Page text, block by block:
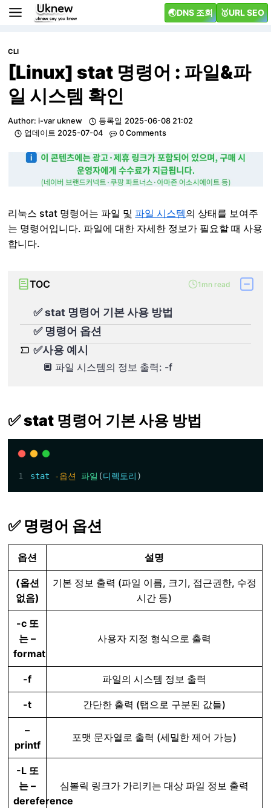
Skip
🌏DNS 조회 🥇URL SEO
CLI
[Linux] stat 명령어 : 파일&파
일 시스템 확인
Author: i-var uknew 등록일 2025-06-08 21:02
업데이트 2025-07-04 0 Comments
리눅스 stat 명령어는 파일 및 파일 시스템의 상태를 보여주
는 명령어입니다. 파일에 대한 자세한 정보가 필요할 때 사용
합니다.
TOC 1mn read
✅ stat 명령어 기본 사용 방법
✅ 명령어 옵션
✅사용 예시
🔲 파일 시스템의 정보 출력: -f
✅ stat 명령어 기본 사용 방법
stat -옵션 파일 (디렉토리 )
✅ 명령어 옵션
옵션 설명
(옵션
없음)
기본 정보 출력 (파일 이름, 크기, 접근권한, 수정
시간 등)
-c 또
는 –
format
사용자 지정 형식으로 출력
-f 파일의 시스템 정보 출력
-t 간단한 출력 (탭으로 구분된 값들)
–
printf
포맷 문자열로 출력 (세밀한 제어 가능)
-L 또
는 –
dereference
심볼릭 링크가 가리키는 대상 파일 정보 출력